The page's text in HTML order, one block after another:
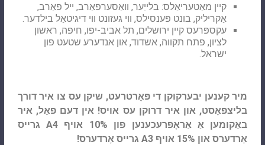
קיין מאַטעריאַלס: בלייַער, וואַסערפאַרב, ייל פאַרב,
אַקריליק, בונט פּענסילס, ווי געזונט ווי דיגיטאַל בילדער.
עקספּרעס קיין ירושלים, תל אביב-יפו, חיפה, ראשון
לציון, פתח תקווה, אשדוד, און אנדערע שטעט פון
ישראל.
מיר קענען יבערקוקן די פּאָרטרעט, שיקן עס צו איר דורך
בליצפּאָסט, און איר דרוקן עס אויס! אין דעם פאַל, איר
באַקומען אַ אַראָפּרעכענען פון 10% אויף A4 גרייס
אָרדערס און 15% אויף A3 גרייס אָרדערס!